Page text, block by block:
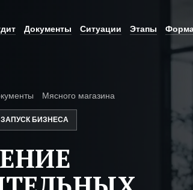
Документы Ситуации Этапы
Мясного магазина
БИЗНЕСА